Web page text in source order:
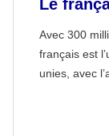
Le
Avec 300
français est
unies, avec